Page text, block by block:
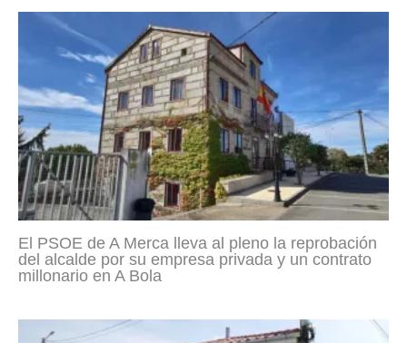
El PSOE de A Merca lleva al pleno la reprobación
del alcalde por su empresa privada y un contrato
millonario en A Bola